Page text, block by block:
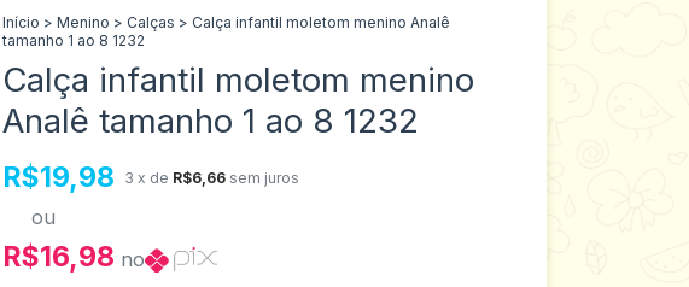
Início > Menino > Calças > Calça infantil moletom menino Analê
tamanho 1 ao 8 1232
Calça infantil moletom menino
Analê tamanho 1 ao 8 1232
R$19,98 3 x de R$6,66 sem juros
ou
R$16,98 no